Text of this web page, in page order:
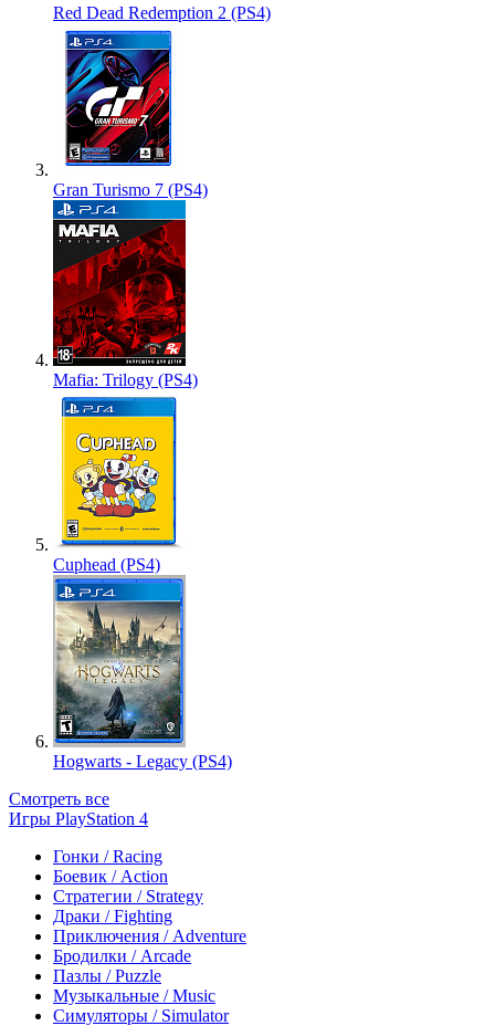
Red Dead Redemption 2 (PS4)
Gran Turismo 7 (PS4)
Mafia: Trilogy (PS4)
Cuphead (PS4)
Hogwarts - Legacy (PS4)
Смотреть все
Игры PlayStation 4
Гонки / Racing
Боевик / Action
Стратегии / Strategy
Драки / Fighting
Приключения / Adventure
Бродилки / Arcade
Пазлы / Puzzle
Музыкальные / Music
Симуляторы / Simulator